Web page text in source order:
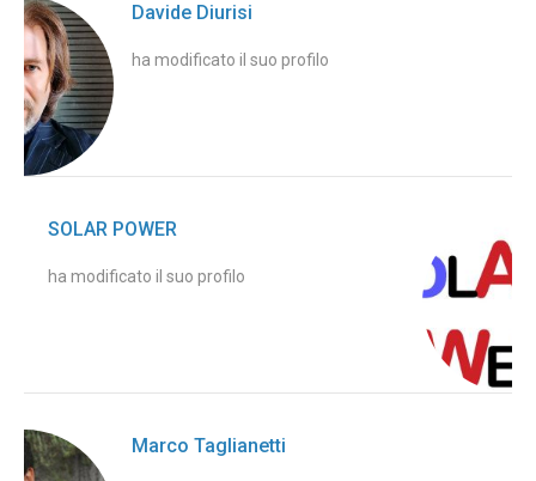
Davide Diurisi
ha modificato il suo profilo
SOLAR POWER
ha modificato il suo profilo
Marco Taglianetti